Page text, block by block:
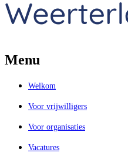
Menu
Welkom
Voor vrijwilligers
Voor organisaties
Vacatures